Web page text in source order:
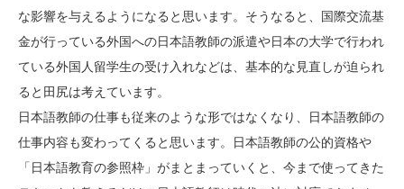
な影響を与えるようになると思います。そうなると、国際交流基
金が行っている外国への日本語教師の派遣や日本の大学で行われ
ている外国人留学生の受け入れなどは、基本的な見直しが迫られ
ると田尻は考えています。
日本語教師の仕事も従来のような形ではなくなり、日本語教師の
仕事内容も変わってくると思います。日本語教師の公的資格や
「日本語教育の参照枠」がまとまっていくと、今まで使ってきた